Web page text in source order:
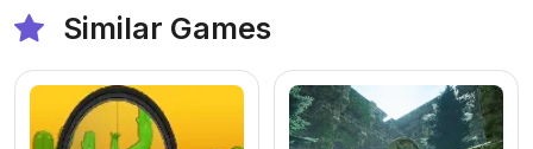
Similar Games